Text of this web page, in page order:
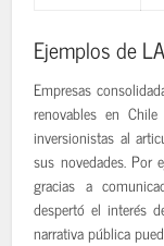
Ejemplos de
Empresas
renovables en
inversionistas al
sus novedades. Por
gracias a
despertó el interés
narrativa pública